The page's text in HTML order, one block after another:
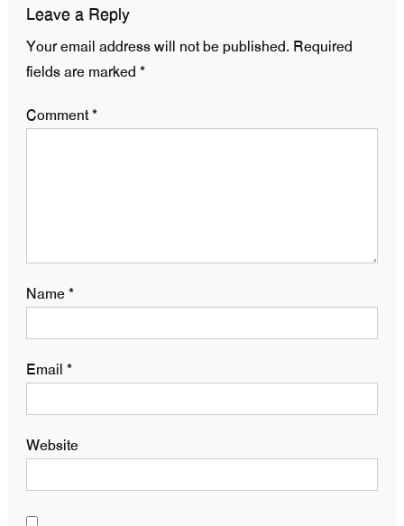
Leave a Reply
Your email address will not be published. Required
fields are marked *
Comment*
Name*
Email *
Website